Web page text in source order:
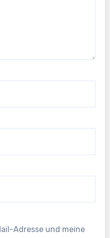
Adresse und meine